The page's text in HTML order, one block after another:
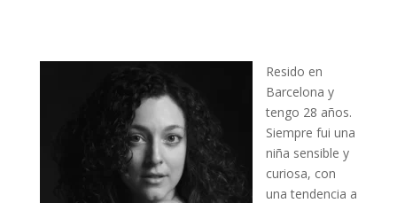
Resido en
Barcelona y
tengo 28 años.
Siempre fui una
niña sensible y
curiosa, con
una tendencia a